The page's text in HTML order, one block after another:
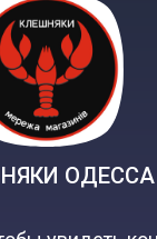
ОДЕССА